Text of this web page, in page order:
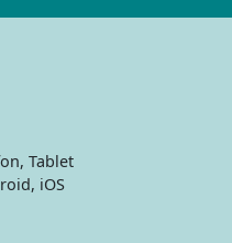
Tablet
iOS